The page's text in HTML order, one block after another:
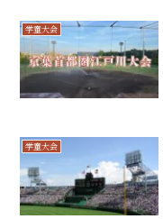
学童大会
学童大会